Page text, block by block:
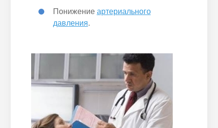
Понижение артериального
давления.